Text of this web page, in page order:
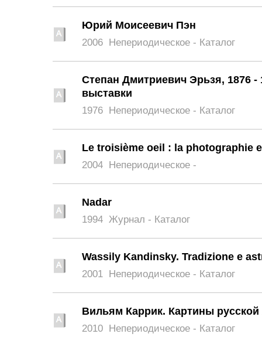
Юрий Моисеевич Пэн
2006 Непериодическое - Каталог
Степан Дмитриевич Эрьзя, 1876 -
выставки
1976 Непериодическое - Каталог
Le troisième oeil : la photographie
2004 Непериодическое -
Nadar
1994 Журнал - Каталог
Wassily Kandinsky. Tradizione e
2001 Непериодическое - Каталог
Вильям Каррик. Картины
2010 Непериодическое - Каталог